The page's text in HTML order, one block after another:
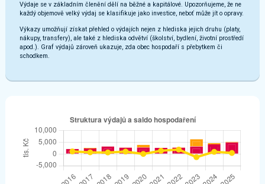
Výdaje se v základním členění dělí na běžné a kapitálové. Upozorňujeme, že ne
každý objemově velký výdaj se klasifikuje jako investice, neboť může jít o opravy.
Výkazy umožňují získat přehled o výdajích nejen z hlediska jejich druhu (platy,
nákupy, transfery), ale také z hlediska odvětví (školství, bydlení, životní prostředí
apod.). Graf výdajů zároveň ukazuje, zda obec hospodaří s přebytkem či
schodkem.